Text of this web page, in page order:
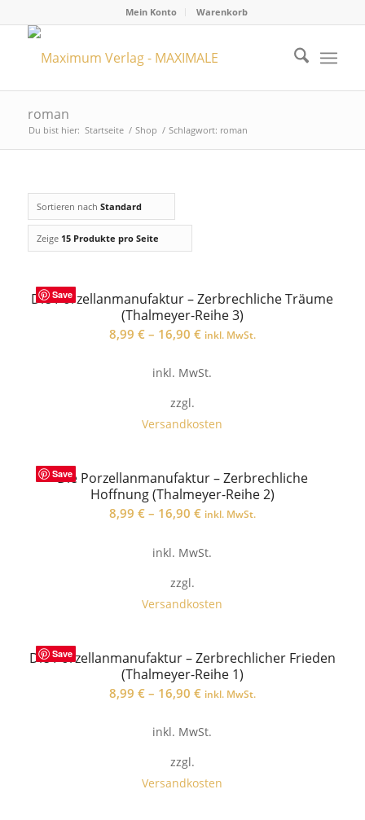
Mein Konto Warenkorb
roman
Du bist hier: Startseite / Shop / Schlagwort: roman
Sortieren nach Standard
Zeige 15 Produkte pro Seite
Save
Die Porzellanmanufaktur – Zerbrechliche Träume
(Thalmeyer-Reihe 3)
8,99 €– 16,90 € inkl. MwSt.
inkl. MwSt.
zzgl.
Versandkosten
Save
Die Porzellanmanufaktur – Zerbrechliche
Hoffnung (Thalmeyer-Reihe 2)
8,99 €– 16,90 € inkl. MwSt.
inkl. MwSt.
zzgl.
Versandkosten
Save
Die Porzellanmanufaktur – Zerbrechlicher Frieden
(Thalmeyer-Reihe 1)
8,99 €– 16,90 € inkl. MwSt.
inkl. MwSt.
zzgl.
Versandkosten